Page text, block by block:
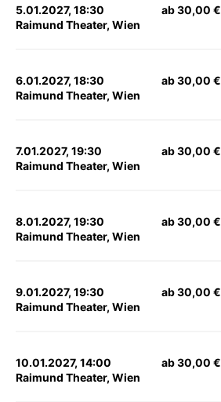
5.01.2027, 18:30
Raimund Theater, Wien
ab 30,00 €
6.01.2027, 18:30
Raimund Theater, Wien
ab 30,00 €
7.01.2027, 19:30
Raimund Theater, Wien
ab 30,00 €
8.01.2027, 19:30
Raimund Theater, Wien
ab 30,00 €
9.01.2027, 19:30
Raimund Theater, Wien
ab 30,00 €
10.01.2027, 14:00
Raimund Theater, Wien
ab 30,00 €